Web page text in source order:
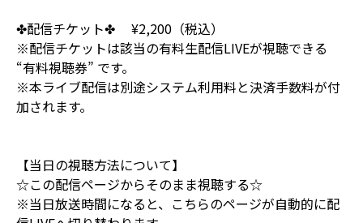
✤配信チケット✤ ¥2,200（税込）
※配信チケットは該当の有料生配信LIVEが視聴できる
“有料視聴券” です。
※本ライブ配信は別途システム利用料と決済手数料が付
加されます。
【当日の視聴方法について】
☆この配信ページからそのまま視聴する☆
※当日放送時間になると、こちらのページが自動的に配